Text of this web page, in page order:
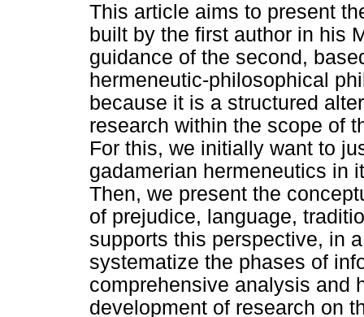
This article aims to present
built by the first author in his
guidance of the second,
hermeneutic-philosophical
because it is a structured
research within the scope of
For this, we initially want to
gadamerian hermeneutics in
Then, we present the
of prejudice, language,
supports this perspective, in
systematize the phases of
comprehensive analysis and
development of research on